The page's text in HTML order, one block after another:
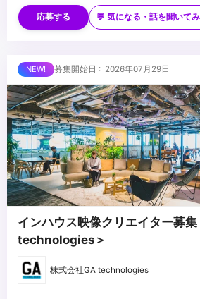
・Adobe After Effectsを使用したモーショ
スキル
■求める人物像
・プロデューサーをはじめとしたスタッフ
円滑に取れる人
・新しい映像表現に常にチャレンジしたい
ジャンルを極めたい人
・企画を考えるのが好きな方
...
応募する 💬 気になる・話を聞いて
募集開始日 : 2026年07月29日
インハウス映像クリエイター募
technologies＞
株式会社GA technologies